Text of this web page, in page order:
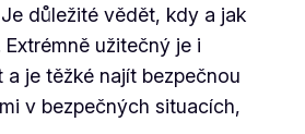
důležité vědět, kdy a jak
užitečný je i
je těžké najít bezpečnou
v bezpečných situacích,